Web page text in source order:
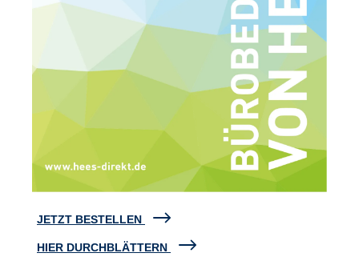
JETZT BESTELLEN
HIER DURCHBLÄTTERN